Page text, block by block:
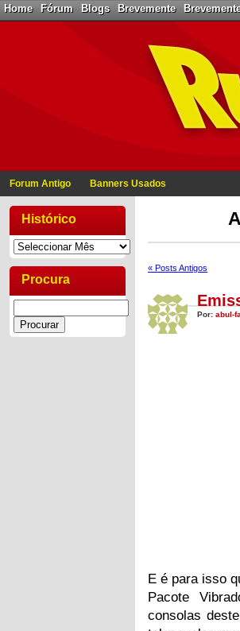
Home Fórum Blogs Brevemente
Forum Antigo Banners Usados
Histórico
Procura
« Posts Antigos
Por: abul-
E é para isso
Pacote
consolas